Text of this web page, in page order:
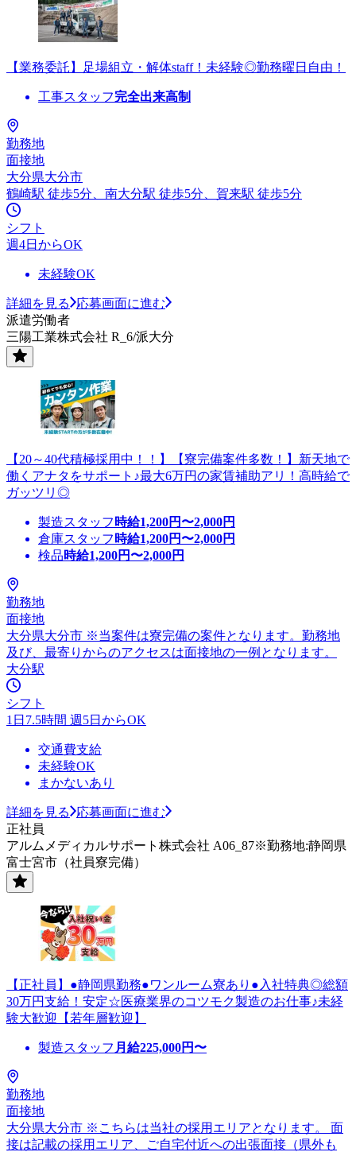
【業務委託】足場組立・解体staff！未経験◎勤務曜日自由！
工事スタッフ完全出来高制
勤務地
面接地
大分県大分市
鶴崎駅 徒歩5分、南大分駅 徒歩5分、賀来駅 徒歩5分
シフト
週4日からOK
未経験OK
詳細を見る
応募画面に進む
派遣労働者
三陽工業株式会社 R_6/派大分
【20～40代積極採用中！！】【寮完備案件多数！】新天地で
働くアナタをサポート♪最大6万円の家賃補助アリ！高時給で
ガッツリ◎
製造スタッフ 時給1,200円〜2,000円
倉庫スタッフ 時給1,200円〜2,000円
検品時給1,200円〜2,000円
勤務地
面接地
大分県大分市 ※当案件は寮完備の案件となります。勤務地
及び、最寄りからのアクセスは面接地の一例となります。
大分駅
シフト
1日7.5時間 週5日からOK
交通費支給
未経験OK
まかないあり
詳細を見る
応募画面に進む
正社員
アルムメディカルサポート株式会社 A06_87※勤務地:静岡県
富士宮市（社員寮完備）
【正社員】●静岡県勤務●ワンルーム寮あり●入社特典◎総額
30万円支給！安定☆医療業界のコツモク製造のお仕事♪未経
験大歓迎【若年層歓迎】
製造スタッフ 月給225,000円〜
勤務地
面接地
大分県大分市 ※こちらは当社の採用エリアとなります。 面
接は記載の採用エリア、ご自宅付近への出張面接（県外も